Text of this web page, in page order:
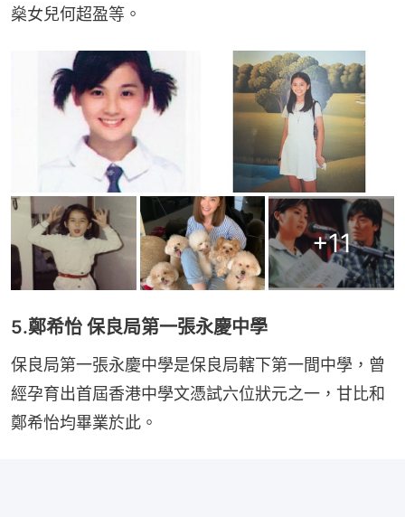
燊女兒何超盈等。
+11
5.鄭希怡 保良局第一張永慶中學
保良局第一張永慶中學是保良局轄下第一間中學，曾
經孕育出首屆香港中學文憑試六位狀元之一，甘比和
鄭希怡均畢業於此。